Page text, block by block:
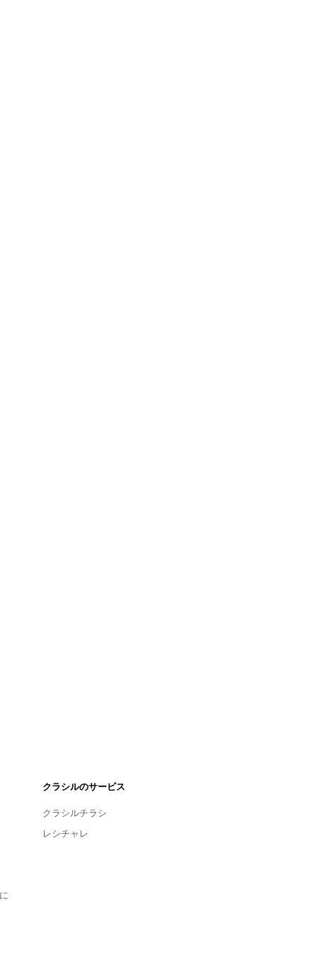
クラシルのサービス
クラシルチラシ
レシチャレ